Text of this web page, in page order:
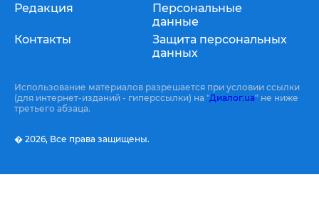
Редакция
Контакты
Персональные
данные
Защита персональных
данных
Использование материалов разрешается при условии ссылки
(для интернет-изданий - гиперссылки) на "Диалог.ua" не ниже
третьего абзаца.
� 2026, Все права защищены.